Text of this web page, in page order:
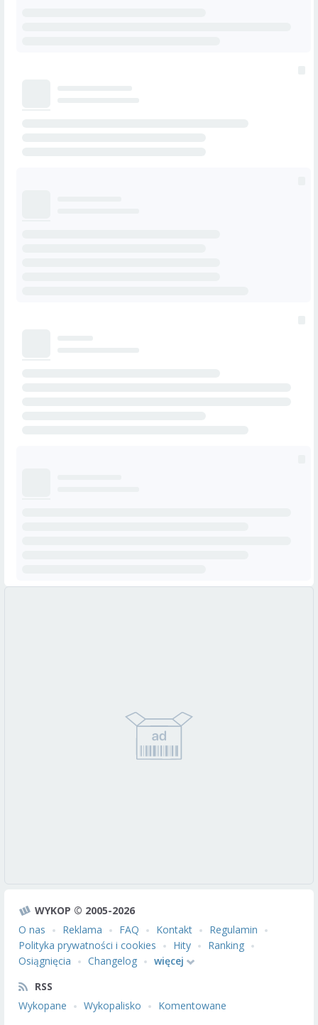
WYKOP © 2005-2026
O nas
Reklama FAQ Kontakt
Regulamin
Polityka prywatności i cookies
Hity
Ranking
Osiągnięcia
Changelog
więcej
RSS
Wykopane
Wykopalisko Komentowane